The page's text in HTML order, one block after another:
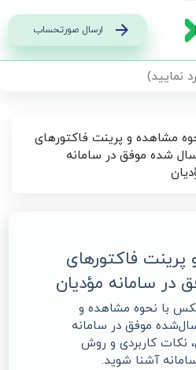
ارسال صورتحساب
مشاهده و پرینت فاکتورهای
شده موفق در سامانه
فاکتورهای
در سامانه مؤدیان
با نحوه مشاهده و
موفق در سامانه
نکات کاربردی و روش
آشنا شوید.